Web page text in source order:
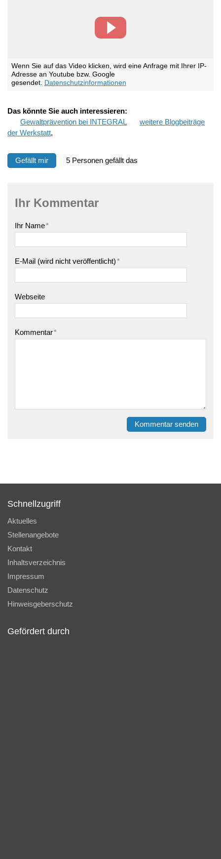
Wenn Sie auf das Video klicken, wird eine Anfrage mit Ihrer IP-
Adresse an Youtube bzw. Google
gesendet. Datenschutzinformationen
Das könnte Sie auch interessieren:
Gewaltprävention bei INTEGRAL
weitere Blogbeiträge
der Werkstatt,
Gefällt mir 5 Personen gefällt das
Ihr Kommentar
Ihr Name*
E-Mail (wird nicht veröffentlicht)*
Webseite
Kommentar*
Kommentar senden
Schnellzugriff
Aktuelles
Stellenangebote
Kontakt
Inhaltsverzeichnis
Impressum
Datenschutz
Hinweisgeberschutz
Gefördert durch